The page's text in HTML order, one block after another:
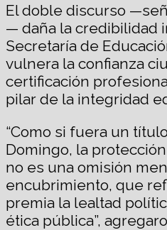
El doble discurso
— daña la credibilidad
Secretaría de
vulnera la confianza
certificación
pilar de la integridad
“Como si fuera un
Domingo, la
no es una omisión
encubrimiento, que
premia la lealtad
ética pública”,